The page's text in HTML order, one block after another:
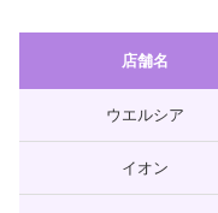
店舗名
ウエルシア
イオン